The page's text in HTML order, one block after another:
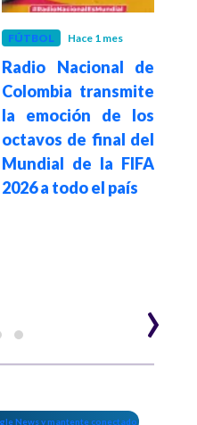
FÚTBOL Hace 1 mes
Radio Nacional de
Colombia transmite
la emoción de los
octavos de final del
Mundial de la FIFA
2026 a todo el país
›
News y mantente conectado